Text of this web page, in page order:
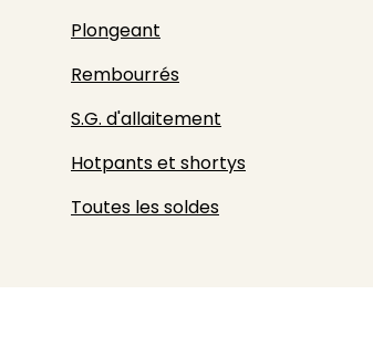
Plongeant
Rembourrés
S.G. d'allaitement
Hotpants et shortys
Toutes les soldes